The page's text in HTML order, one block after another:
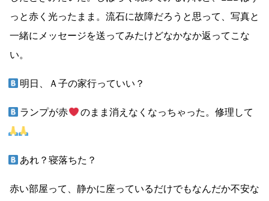
っと赤く光ったまま。流石に故障だろうと思って、写真と
一緒にメッセージを送ってみたけどなかなか返ってこな
い。
明日、Ａ子の家行っていい？
ランプが赤 のまま消えなくなっちゃった。修理して
あれ？寝落ちた？
赤い部屋って、静かに座っているだけでもなんだか不安な